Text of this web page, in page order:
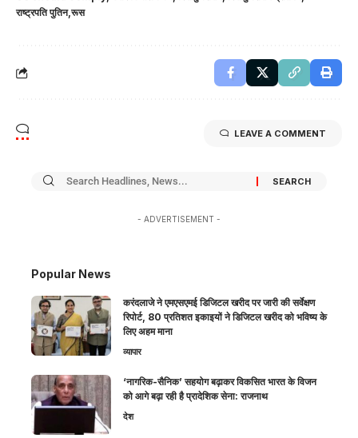
राष्ट्रपति पुतिन रूस
LEAVE A COMMENT
- ADVERTISEMENT -
Popular News
करंदलाजे ने एमएसएमई डिजिटल खरीद पर जारी की सर्वेक्षण
रिपोर्ट, 80 प्रतिशत इकाइयों ने डिजिटल खरीद को भविष्य के
लिए अहम माना
व्यापार
‘नागरिक-सैनिक’ सहयोग बढ़ाकर विकसित भारत के विजन
को आगे बढ़ा रही है प्रादेशिक सेना: राजनाथ
देश